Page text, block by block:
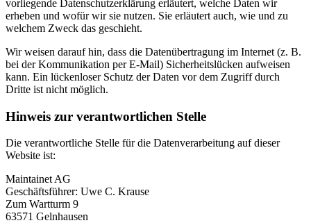
vorliegende Datenschutzerklärung erläutert, welche Daten wir
erheben und wofür wir sie nutzen. Sie erläutert auch, wie und zu
welchem Zweck das geschieht.
Wir weisen darauf hin, dass die Datenübertragung im Internet (z. B.
bei der Kommunikation per E-Mail) Sicherheitslücken aufweisen
kann. Ein lückenloser Schutz der Daten vor dem Zugriff durch
Dritte ist nicht möglich.
Hinweis zur verantwortlichen Stelle
Die verantwortliche Stelle für die Datenverarbeitung auf dieser
Website ist:
Maintainet AG
Geschäftsführer: Uwe C. Krause
Zum Wartturm 9
63571 Gelnhausen